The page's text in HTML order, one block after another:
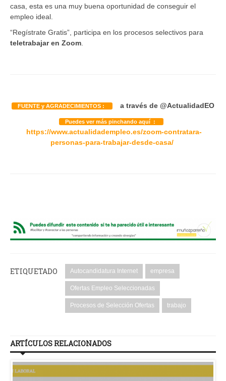
casa, esta es una muy buena oportunidad de conseguir el
empleo ideal.
“Regístrate Gratis”, participa en los procesos selectivos para
teletrabajar en Zoom
FUENTE y AGRADECIMIENTOS : a través de@ActualidadEO
Puedes ver más pinchando aquí :
https://www.actualidadempleo.es/zoom-contratara-
personas-para-trabajar-desde-casa/
ETIQUETADO Autocandidatura Internet empresa
Ofertas Empleo Seleccionadas
Procesos de Selección Ofertas trabajo
ARTÍCULOS RELACIONADOS